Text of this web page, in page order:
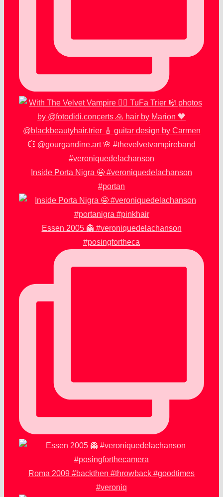
Inside Porta Nigra 🤩 #veroniquedelachanson
#portan
Essen 2005 👻 #veroniquedelachanson
#posingfortheca
Roma 2009 #backthen #throwback #goodtimes
#veroniq